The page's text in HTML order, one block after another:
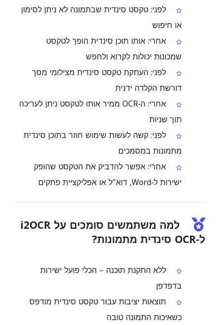
לפני: טקסט סינדית שבתמונה לא ניתן לסימון
או חיפוש
אחרי: אותו תוכן סינדית הופך לטקסט
שמכונות יכולות לקרוא ולחפש
לפני: העתקת טקסט סינדית מצילומי מסך
דורשת הקלדה ידנית
אחרי: ה‑OCR ממיר אותו לטקסט ניתן לעריכה
תוך שניות
לפני: קשה לעשות שימוש חוזר בתוכן סינדית
מתמונות במסמכים
אחרי: אפשר להדביק את הטקסט שהופק
ישירות ל‑Word, דוא"ל או אפליקציית פתקים
למה משתמשים סומכים על i2OCR
ל‑OCR סינדית מתמונות?
ללא התקנת תוכנה – הכלי פועל ישירות
בדפדפן
תוצאות יציבות עבור טקסט סינדית מודפס
כשאיכות התמונה טובה